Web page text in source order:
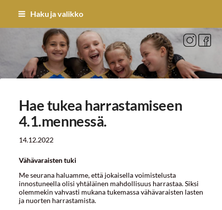
Siirry
sivun
sisältöön
Haku ja valikko
Sivuston etusivulle
Hae tukea harrastamiseen
4.1.mennessä.
14.12.2022
Vähävaraisten tuki
Me seurana haluamme, että jokaisella voimistelusta
innostuneella olisi yhtäläinen mahdollisuus harrastaa. Siksi
olemmekin vahvasti mukana tukemassa vähävaraisten lasten
ja nuorten harrastamista.